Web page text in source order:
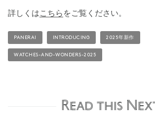
詳しくはこちら をご覧ください。
PANERAI INTRODUCING 2025年新作
WATCHES-AND-WONDERS-2025
Read this